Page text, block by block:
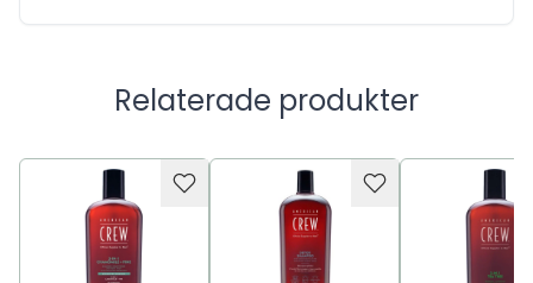
Relaterade produkter